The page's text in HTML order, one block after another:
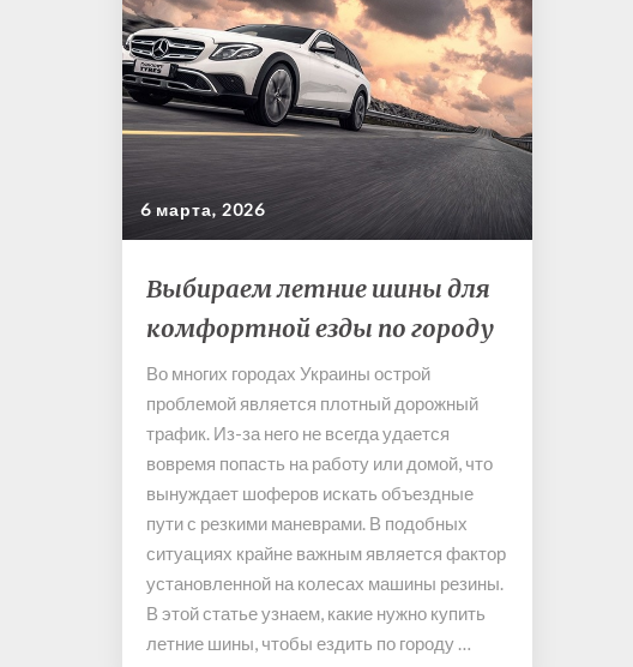
6 марта, 2026
Выбираем
летние
шины
комфортной
езды
по
городу
Выбираем летние шины для
комфортной езды по городу
Во многих городах Украины острой
проблемой является плотный дорожный
трафик. Из-за него не всегда удается
вовремя попасть на работу или домой, что
вынуждает шоферов искать объездные
пути с резкими маневрами. В подобных
ситуациях крайне важным является фактор
установленной на колесах машины резины.
В этой статье узнаем, какие нужно купить
летние шины, чтобы ездить по городу …